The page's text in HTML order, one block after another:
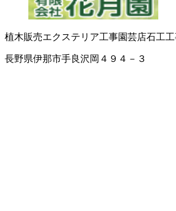
植木販売エクステリア工事園芸店石工
長野県伊那市手良沢岡４９４－３